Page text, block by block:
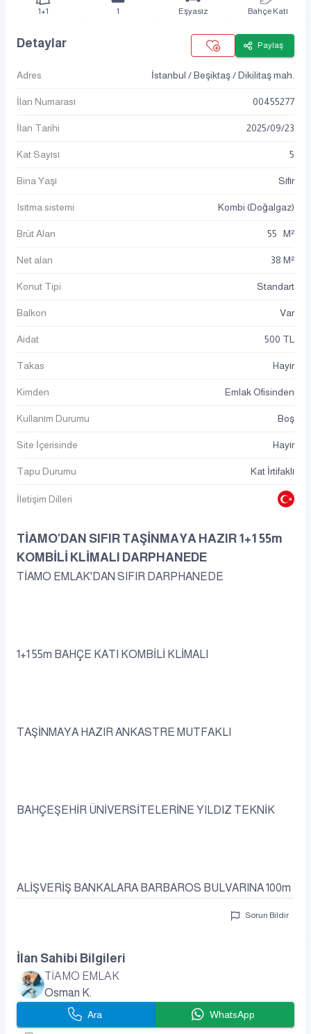
1+1 1 Eşyasız Bahçe Katı
Detaylar Paylaş
Adres İstanbul / Beşiktaş / Dikilitaş mah.
İlan Numarası 00455277
İlan Tarihi 2025/09/23
Kat Sayısı 5
Bina Yaşı Sıfır
Isıtma sistemi Kombi (Doğalgaz)
Brüt Alan 55 M²
Net alan 38 M²
Konut Tipi Standart
Balkon Var
Aidat 500 TL
Takas Hayır
Kimden Emlak Ofisinden
Kullanım Durumu Boş
Site İçerisinde Hayır
Tapu Durumu Kat İrtifaklı
İletişim Dilleri
TİAMO'DAN SIFIR TAŞİNMAYA HAZIR 1+1 55m
KOMBİLİ KLİMALI DARPHANEDE
TİAMO EMLAK'DAN SIFIR DARPHANEDE
1+1 55m BAHÇE KATI KOMBİLİ KLİMALI
TAŞİNMAYA HAZIR ANKASTRE MUTFAKLI
BAHÇEŞEHİR ÜNİVERSİTELERİNE YILDIZ TEKNİK
ALİŞVERİŞ BANKALARA BARBAROS BULVARINA 100m
Sorun Bildir
İlan Sahibi Bilgileri
TİAMO EMLAK
Osman K.
Ara WhatsApp